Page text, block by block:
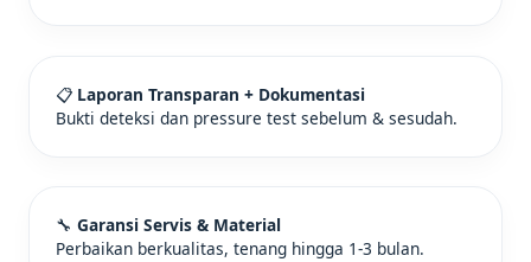
📋 Laporan Transparan + Dokumentasi
Bukti deteksi dan pressure test sebelum & sesudah.
🔧 Garansi Servis & Material
Perbaikan berkualitas, tenang hingga 1-3 bulan.